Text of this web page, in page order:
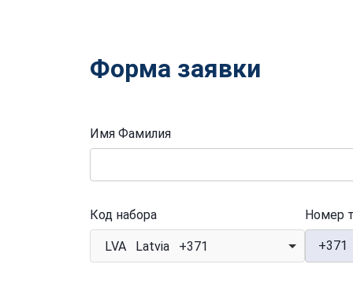
Форма заявки
Имя Фамилия
Код набора
LVA Latvia +371
Номер
+371